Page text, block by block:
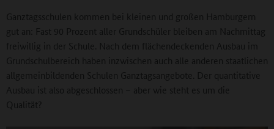
Ganztagsschulen kommen bei kleinen und großen Hamburgern
gut an: Fast 90 Prozent aller Grundschüler bleiben am Nachmittag
freiwillig in der Schule. Nach dem flächendeckenden Ausbau im
Grundschulbereich haben inzwischen auch alle anderen staatlichen
allgemeinbildenden Schulen Ganztagsangebote. Der quantitative
Ausbau ist also abgeschlossen – aber wie steht es um die
Qualität?